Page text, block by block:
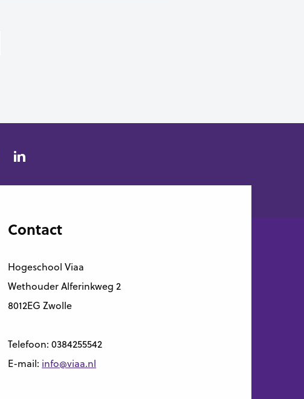
Contact
Hogeschool Viaa
Wethouder Alferinkweg 2
8012EG Zwolle
Telefoon:0384255542
E-mail: info@viaa.nl